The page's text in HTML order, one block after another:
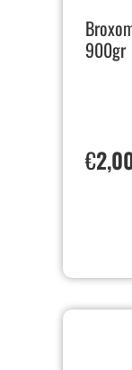
900gr
€